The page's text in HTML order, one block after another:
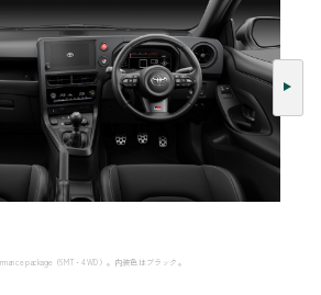
package（6MT・4WD）。内装色はブラック。